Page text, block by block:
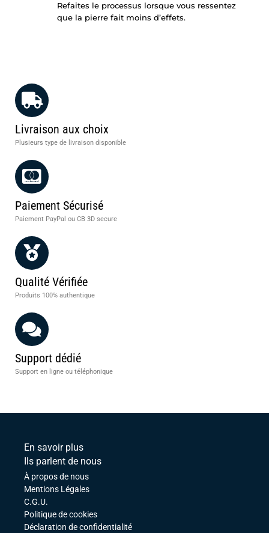
Refaites le processus lorsque vous ressentez
que la pierre fait moins d’effets.
Livraison aux choix
Plusieurs type de livraison disponible
Paiement Sécurisé
Paiement PayPal ou CB 3D secure
Qualité Vérifiée
Produits 100% authentique
Support dédié
Support en ligne ou téléphonique
En savoir plus
Ils parlent de nous
À propos de nous
Mentions Légales
C.G.U.
Politique de cookies
Déclaration de confidentialité